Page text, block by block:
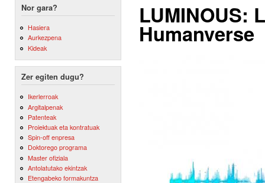
Nor gara?
Hasiera
Aurkezpena
Kideak
Zer egiten dugu?
Ikerlerroak
Argitalpenak
Patenteak
Proiektuak eta kontratuak
Spin-off enpresa
Doktorego programa
Master ofiziala
Antolatutako ekintzak
Etengabeko formakuntza
LUMINOUS:
Humanverse